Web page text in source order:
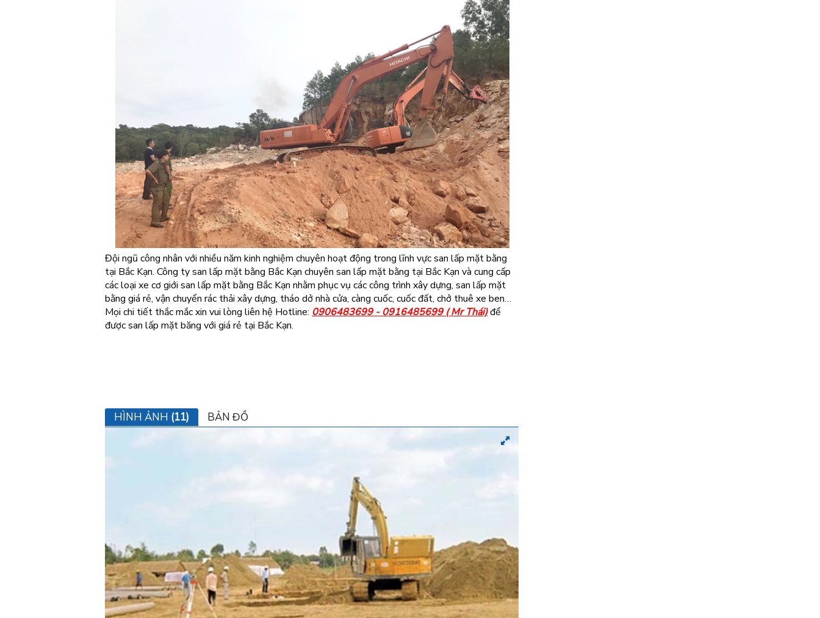
Đội ngũ công nhân với nhiều năm kinh nghiệm chuyên hoạt động trong lĩnh vực san lấp mặt bằng
tại Bắc Kạn. Công ty san lấp mặt bằng Bắc Kạn chuyên san lấp mặt bằng tại Bắc Kạn và cung cấp
các loại xe cơ giới san lấp mặt bằng Bắc Kạn nhằm phục vụ các công trình xây dựng, san lấp mặt
bằng giá rẻ, vận chuyển rác thải xây dựng, tháo dở nhà cửa, càng cuốc, cuốc đất, chở thuê xe ben…
Mọi chi tiết thắc mắc xin vui lòng liên hệ Hotline: 0906483699 - 0916485699 ( Mr Thái)để
được san lấp mặt băng với giá rẻ tại Bắc Kạn.
HÌNH ẢNH (11) BẢN ĐỒ